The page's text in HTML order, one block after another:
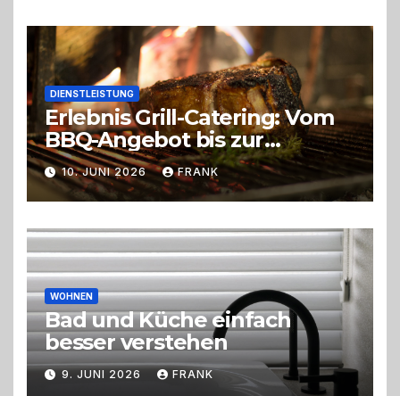
DIENSTLEISTUNG
Erlebnis Grill-Catering: Vom
BBQ-Angebot bis zur
perfekten Eventorganisation
Trend zu Outdoor-Events,
Erlebnisgastronomie und
Live-Cooking
10. JUNI 2026 FRANK
WOHNEN
Bad und Küche einfach
besser verstehen
9. JUNI 2026 FRANK